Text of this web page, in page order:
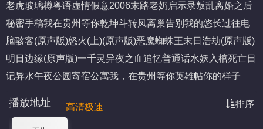
老虎玻璃樽粤语虚情假意2006末路老奶 启示录叛乱离婚之后
秘密手稿我在贵州等你乾坤斗转凤离巢告别我的悠长过往电
脑骇客(原声版)怒火(上)(原声版)恶魔蜘蛛王末日浩劫(原声版)
明日边缘(原声版)一千灵异夜之血追忆普通话水妖 入棺死亡日
记异水午夜公园寄宿公寓我，在贵州等你英雄帖你的样子
排序
播放地址 高清极速